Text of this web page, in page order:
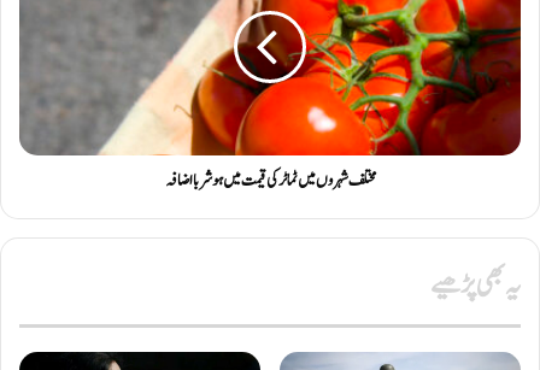
مختلف شہروں میں ٹماٹر کی قیمت میں ہوشربا اضافہ
یہ بھی پڑھیے